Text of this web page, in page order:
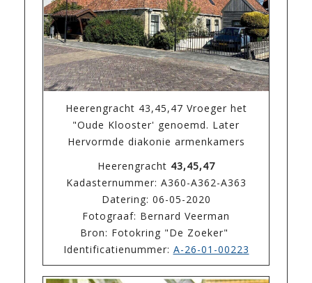
Heerengracht 43,45,47 Vroeger het
"Oude Klooster' genoemd. Later
Hervormde diakonie armenkamers
Heerengracht 43,45,47
Kadasternummer: A360-A362-A363
Datering: 06-05-2020
Fotograaf: Bernard Veerman
Bron: Fotokring "De Zoeker"
Identificatienummer: A-26-01-00223